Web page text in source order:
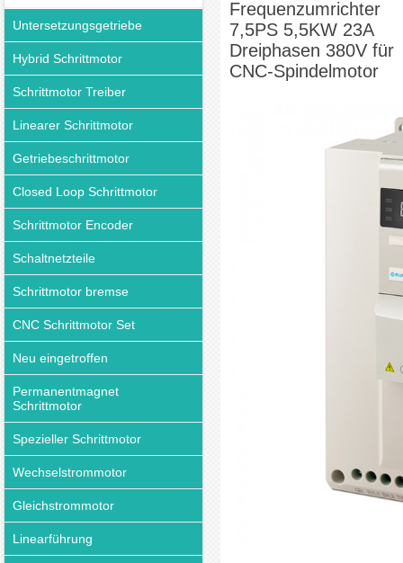
Untersetzungsgetriebe
Hybrid Schrittmotor
Schrittmotor Treiber
Linearer Schrittmotor
Getriebeschrittmotor
Closed Loop Schrittmotor
Schrittmotor Encoder
Schaltnetzteile
Schrittmotor bremse
CNC Schrittmotor Set
Neu eingetroffen
Permanentmagnet
Schrittmotor
Spezieller Schrittmotor
Wechselstrommotor
Gleichstrommotor
Linearführung
Frequenzumrichter
7,5PS 5,5KW 23A
Dreiphasen 380V für
CNC-Spindelmotor